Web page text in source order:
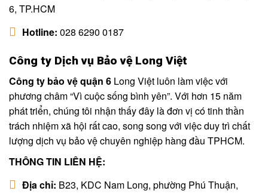
6, TP.HCM
Hotline: 028 6290 0187
Công ty Dịch vụ Bảo vệ Long Việt
Công ty bảo vệ quận 6 Long Việt luôn làm việc với
phương châm “Vì cuộc sống bình yên”. Với hơn 15 năm
phát triển, chúng tôi nhận thấy đây là đơn vị có tinh thần
trách nhiệm xã hội rất cao, song song với việc duy trì chất
lượng dịch vụ bảo vệ chuyên nghiệp hàng đầu TPHCM.
THÔNG TIN LIÊN HỆ:
Địa chỉ: B23, KDC Nam Long, phường Phú Thuận,